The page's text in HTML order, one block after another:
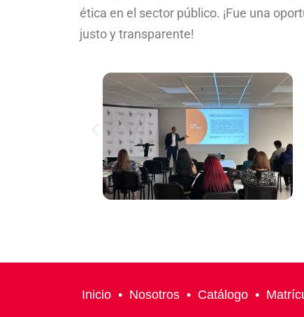
ética en el sector público. ¡Fue una
justo y transparente!
Inicio • Nosotros • Catálogo •